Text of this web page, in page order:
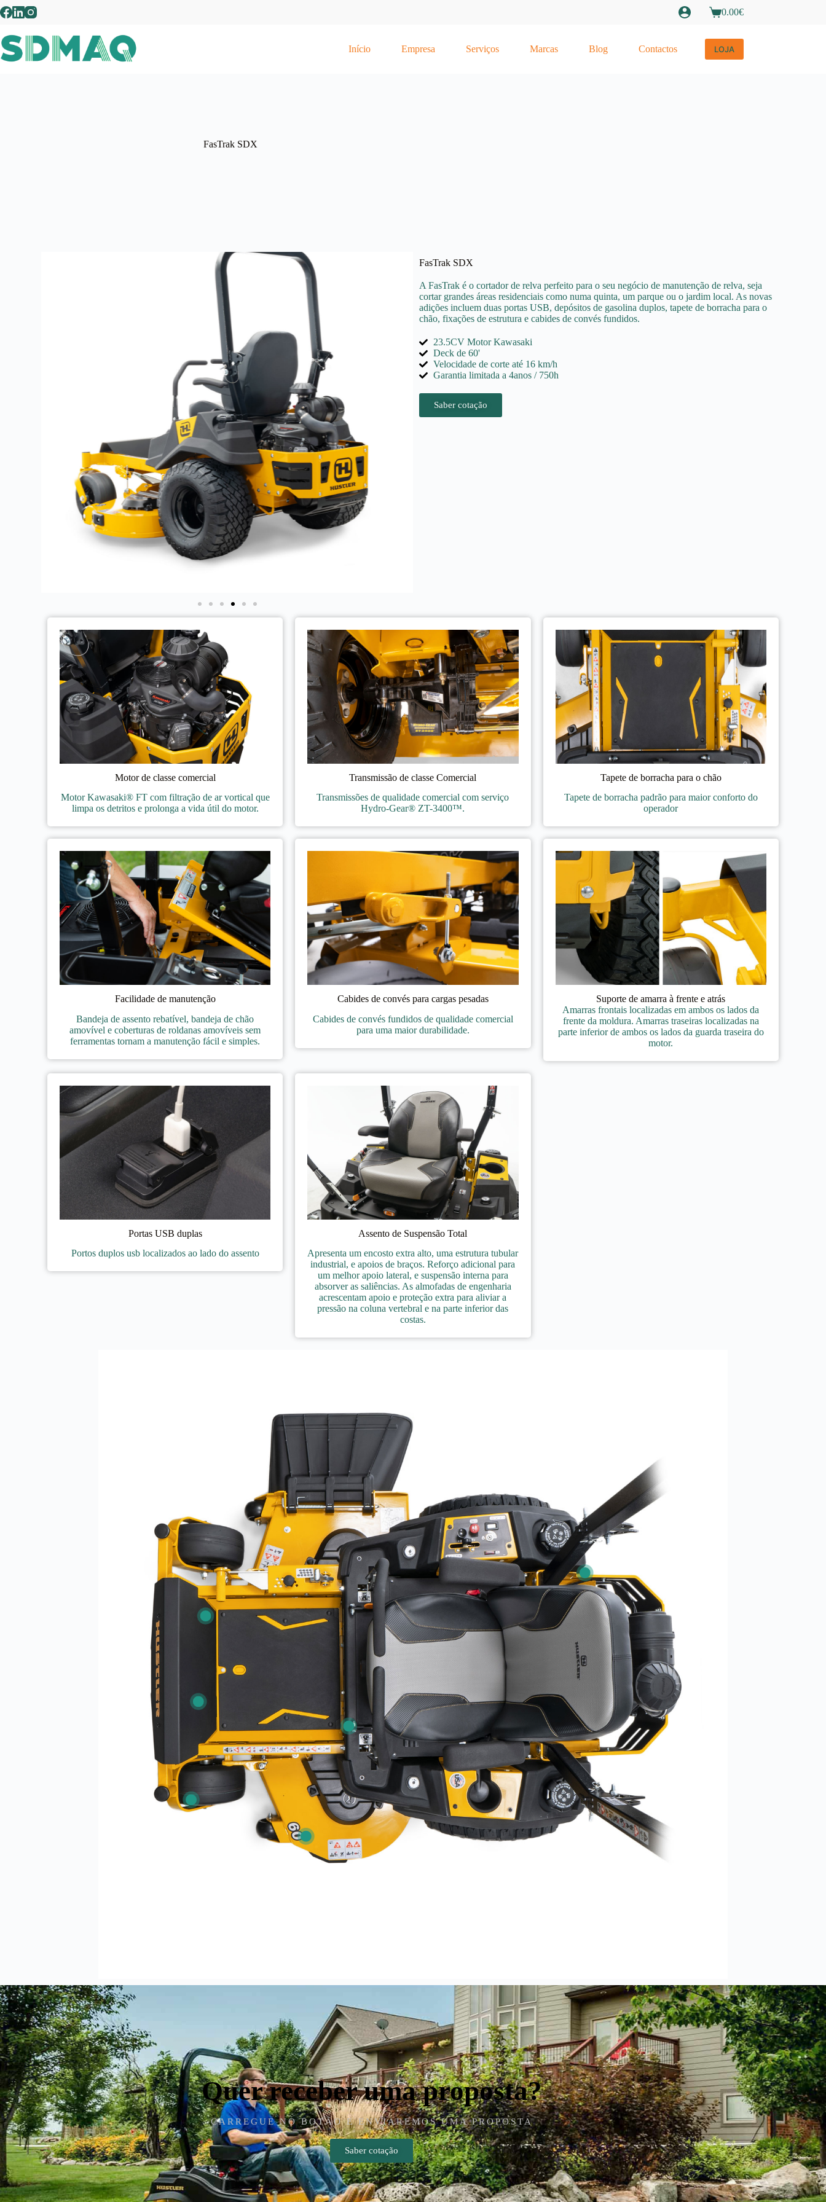
0.00€
Início Empresa Serviços Marcas Blog Contactos LOJA
FasTrak SDX
FasTrak SDX
A FasTrak é o cortador de relva perfeito para o seu negócio de manutenção de relva, seja
cortar grandes áreas residenciais como numa quinta, um parque ou o jardim local. As novas
adições incluem duas portas USB, depósitos de gasolina duplos, tapete de borracha para o
chão, fixações de estrutura e cabides de convés fundidos.
23.5CV Motor Kawasaki
Deck de 60'
Velocidade de corte até 16 km/h
Garantia limitada a 4anos / 750h
Saber cotação
Motor de classe comercial
Motor Kawasaki® FT com filtração de ar vortical que
limpa os detritos e prolonga a vida útil do motor.
Transmissão de classe Comercial
Transmissões de qualidade comercial com serviço
Hydro-Gear® ZT-3400™.
Tapete de borracha para o chão
Tapete de borracha padrão para maior conforto do
operador
Facilidade de manutenção
Bandeja de assento rebatível, bandeja de chão
amovível e coberturas de roldanas amovíveis sem
ferramentas tornam a manutenção fácil e simples.
Cabides de convés para cargas pesadas
Cabides de convés fundidos de qualidade comercial
para uma maior durabilidade.
Suporte de amarra à frente e atrás
Amarras frontais localizadas em ambos os lados da
frente da moldura. Amarras traseiras localizadas na
parte inferior de ambos os lados da guarda traseira do
motor.
Portas USB duplas
Portos duplos usb localizados ao lado do assento
Assento de Suspensão Total
Apresenta um encosto extra alto, uma estrutura tubular
industrial, e apoios de braços. Reforço adicional para
um melhor apoio lateral, e suspensão interna para
absorver as saliências. As almofadas de engenharia
acrescentam apoio e proteção extra para aliviar a
pressão na coluna vertebral e na parte inferior das
costas.
Quer receber uma proposta?
CARREGUE NO BOTÃO E ENVIAREMOS UMA PROPOSTA
Saber cotação